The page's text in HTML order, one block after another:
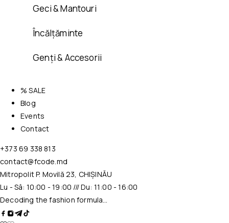
Geci & Mantouri
Încălțăminte
Genți & Accesorii
% SALE
Blog
Events
Contact
+373 69 338 813
contact@fcode.md
Mitropolit P. Movilă 23, CHIȘINĂU
Lu - Sâ: 10:00 - 19:00 /// Du: 11:00 - 16:00
Decoding the fashion formula…